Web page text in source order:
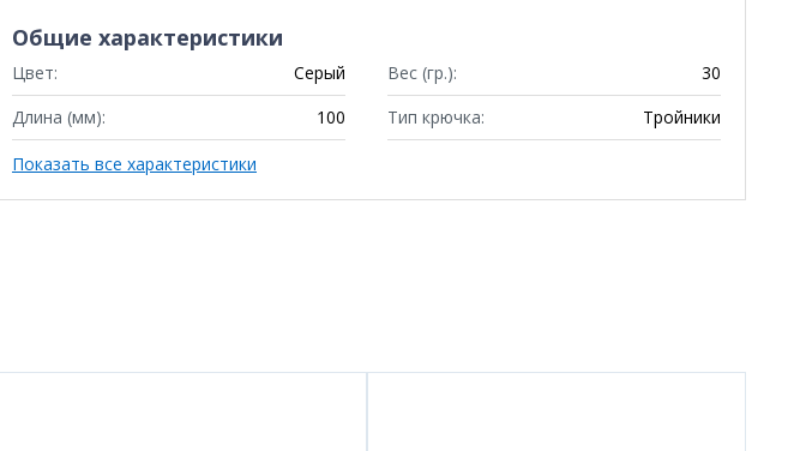
Общие характеристики
Цвет: Серый Вес (гр.):
30
Длина (мм):
100 Тип крючка: Тройники
Показать все характеристики